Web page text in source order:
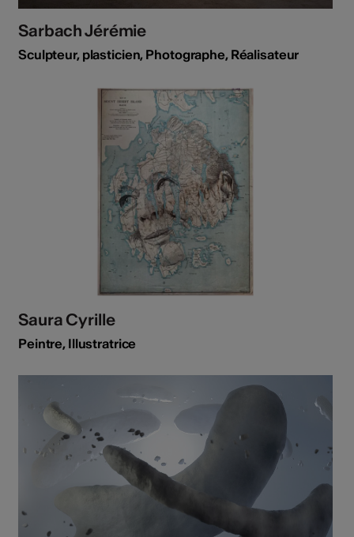
Sarbach Jérémie
Sculpteur, plasticien, Photographe, Réalisateur
Saura Cyrille
Peintre, Illustratrice